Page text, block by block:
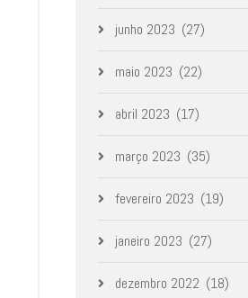
junho 2023 (27)
maio 2023 (22)
abril 2023 (17)
março 2023 (35)
fevereiro 2023 (19)
janeiro 2023 (27)
dezembro 2022 (18)